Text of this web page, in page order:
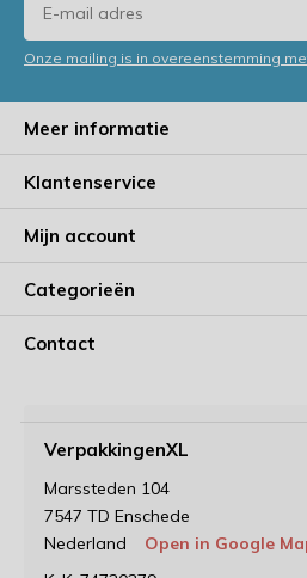
Onze mailing is in overeenstemming
Meer informatie
Klantenservice
Mijn account
Categorieën
Contact
VerpakkingenXL
Marssteden 104
7547 TD Enschede
Nederland
Open in Google